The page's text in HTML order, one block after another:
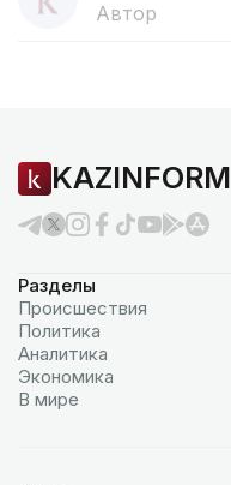
Автор
KAZINFORM
Разделы
Происшествия
Политика
Аналитика
Экономика
В мире